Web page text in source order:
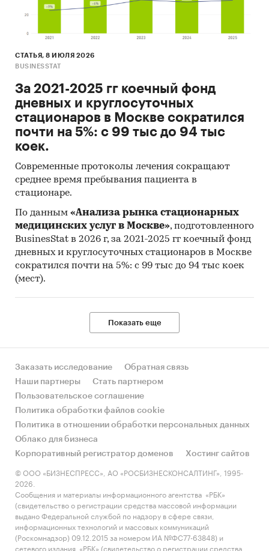
СТАТЬЯ, 8 ИЮЛЯ 2026
BUSINESSTAT
За 2021-2025 гг коечный фонд
дневных и круглосуточных
стационаров в Москве сократился
почти на 5%: с 99 тыс до 94 тыс
коек.
Современные протоколы лечения сокращают
среднее время пребывания пациента в
стационаре.
По данным «Анализа рынка стационарных
медицинских услуг в Москве», подготовленного
BusinesStat в 2026 г, за 2021-2025 гг коечный фонд
дневных и круглосуточных стационаров в Москве
сократился почти на 5%: с 99 тыс до 94 тыс коек
(мест).
Показать еще
Заказать исследование
Обратная связь
Наши партнеры
Стать партнером
Пользовательское соглашение
Политика обработки файлов cookie
Политика в отношении обработки персональных данных
Облако для бизнеса
Корпоративный регистратор доменов
Хостинг сайтов
© ООО «БИЗНЕСПРЕСС», АО «РОСБИЗНЕСКОНСАЛТИНГ», 1995-
2026.
Сообщения и материалы информационного агентства «РБК»
(свидетельство о регистрации средства массовой информации
выдано Федеральной службой по надзору в сфере связи,
информационных технологий и массовых коммуникаций
(Роскомнадзор) 09.12.2015 за номером ИА №ФС77-63848) и
сетевого издания «РБК» (свидетельство о регистрации средства